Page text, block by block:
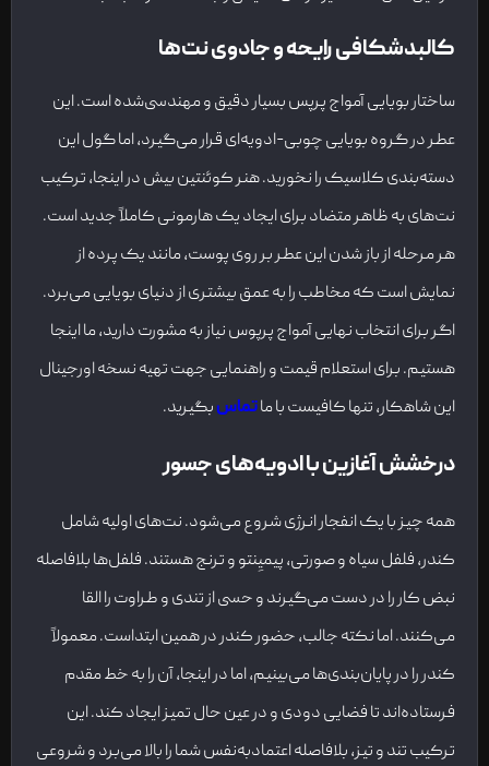
کالبدشکافی رایحه و جادوی نت‌ها
ساختار بویایی آمواج پرپس بسیار دقیق و مهندسی‌شده است. این
عطر در گروه بویایی چوبی-ادویه‌ای قرار می‌گیرد، اما گول این
دسته‌بندی کلاسیک را نخورید. هنر کوئنتین بیش در اینجا، ترکیب
نت‌های به ظاهر متضاد برای ایجاد یک هارمونی کاملاً جدید است.
هر مرحله از باز شدن این عطر بر روی پوست، مانند یک پرده از
نمایش است که مخاطب را به عمق بیشتری از دنیای بویایی می‌برد.
اگر برای انتخاب نهایی آمواج پرپوس نیاز به مشورت دارید، ما اینجا
هستیم. برای استعلام قیمت و راهنمایی جهت تهیه نسخه اورجینال
این شاهکار، تنها کافیست با ماتماسبگیرید.
درخشش آغازین با ادویه‌های جسور
همه چیز با یک انفجار انرژی شروع می‌شود. نت‌های اولیه شامل
کندر، فلفل سیاه و صورتی، پیمیِنتو و ترنج هستند. فلفل‌ها بلافاصله
نبض کار را در دست می‌گیرند و حسی از تندی و طراوت را القا
می‌کنند. اما نکته جالب، حضور کندر در همین ابتداست. معمولاً
کندر را در پایان‌بندی‌ها می‌بینیم، اما در اینجا، آن را به خط مقدم
فرستاده‌اند تا فضایی دودی و در عین حال تمیز ایجاد کند. این
ترکیب تند و تیز، بلافاصله اعتمادبه‌نفس شما را بالا می‌برد و شروعی